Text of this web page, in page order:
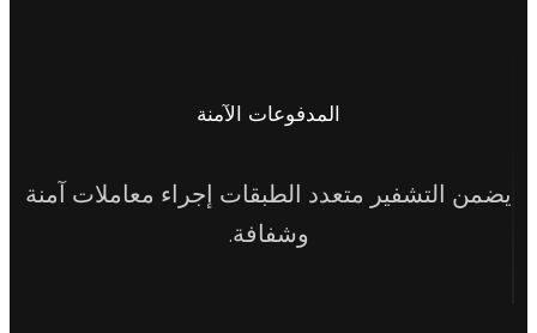
المدفوعات الآمنة
متعدد الطبقات إجراء معاملات آمنة
وشفافة.